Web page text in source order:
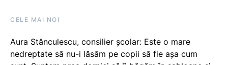
CELE MAI NOI
Aura Stănculescu, consilier școlar: Este o mare
nedreptate să nu-i lăsăm pe copii să fie așa cum